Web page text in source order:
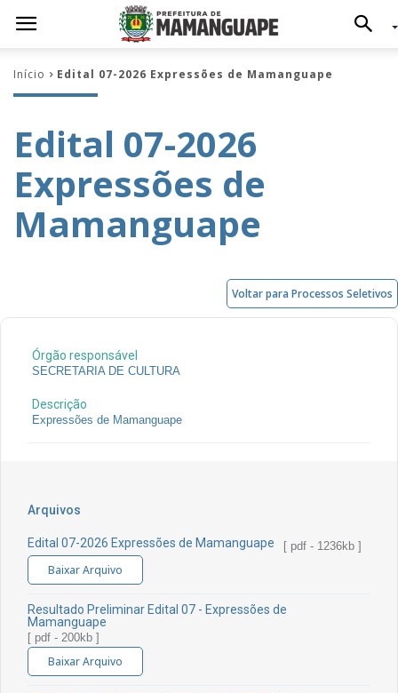
Início Edital 07-2026 Expressões de Mamanguape
Edital 07-2026
Expressões de
Mamanguape
Voltar para Processos Seletivos
Órgão responsável
SECRETARIA DE CULTURA
Descrição
Expressões de Mamanguape
Arquivos
Edital 07-2026 Expressões de Mamanguape [ pdf - 1236kb ]
Baixar Arquivo
Resultado Preliminar Edital 07 - Expressões de
Mamanguape
[ pdf - 200kb ]
Baixar Arquivo